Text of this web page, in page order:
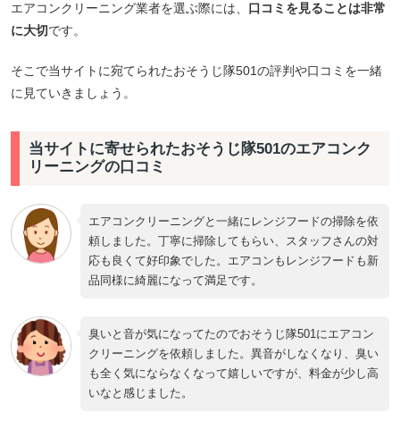
エアコンクリーニング業者を選ぶ際には、 口コミを見ることは非常
に大切です。
そこで当サイトに宛てられたおそうじ隊501の評判や口コミを一緒
に見ていきましょう。
当サイトに寄せられたおそうじ隊501のエアコンク
リーニングの口コミ
エアコンクリーニングと一緒にレンジフードの掃除を依
頼しました。丁寧に掃除してもらい、スタッフさんの対
応も良くて好印象でした。エアコンもレンジフードも新
品同様に綺麗になって満足です。
臭いと音が気になってたのでおそうじ隊501にエアコン
クリーニングを依頼しました。異音がしなくなり、臭い
も全く気にならなくなって嬉しいですが、料金が少し高
いなと感じました。